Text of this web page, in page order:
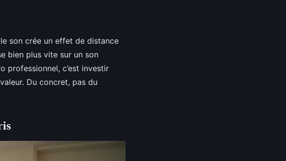
son crée un effet de distance
bien plus vite sur un son
professionnel, c’est investir
Du concret, pas du